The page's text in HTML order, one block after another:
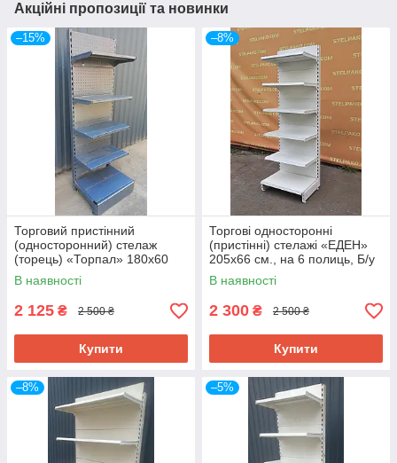
Акційні пропозиції та новинки
–15%
Торговий пристінний
(односторонний) стелаж
(торець) «Торпал» 180х60
см., RAL-7024, Б/у
В наявності
2 125 ₴ 2 500 ₴
Купити
–8%
Торгові односторонні
(пристінні) стелажі «ЕДЕН»
205х66 см., на 6 полиць, Б/у
В наявності
2 300 ₴ 2 500 ₴
Купити
–8% –5%